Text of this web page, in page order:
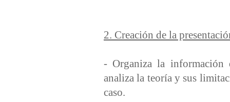
2. Creación de la
- Organiza la información
analiza la teoría y sus
caso.